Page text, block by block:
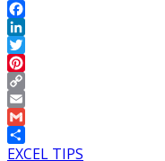
Facebook
LinkedIn
Twitter
Pinterest
Copy
Link
Email
Gmail
Share
EXCEL TIPS